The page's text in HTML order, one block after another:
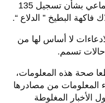
الصفحات بمواقع التواصل الاجتماعي بشأن تسجيل 135
البطيخ ” الدلاع “.
لا أساس لها من
حالات تسمم.
صحة هذه المعلومات،
المعلومات من مصادرها
الأخبار المغلوطة